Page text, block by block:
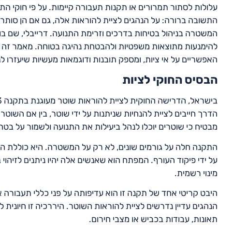
עלולות לסתור תמרורים או תקנות תעבורה קיימות. על פי חוקי
התשובה ברורה: על הנהגים לציית להוראות אלה, גם אם הן
המשטרה בניהול בטיחות בדרכים וזרימת התנועה. דרייבלי, שם
להימנעות מתוצאות משפטיות ולהבטחת נהיגה בטוחה. מאמר
האפשריים על אי ציות, ומספק תובנות ודוגמאות מעשיות שיעזרו
הבסיס החוקי לציות
הדרך חייבים לציית להנחיות שניתנות על ידי שוטר, בין אם
מבטיח כי שוטרים יוכלו לנהל ביעילות את התנועה ולשמור על
התקנה חלה על גורמים שונים, לא רק על המשטרה. היא כוללת
על ידי פיקוד העורף. המפתח הוא שאנשים אלה יהיו ניתנים
מינוי רשמית.
היבט קריטי אחד של תקנה זו הוא עדיפותה על פני כללי
הנהגים עדיין נדרשים לציית להוראות השוטר. היררכיה זו
תאונות, עבודות בכביש או מצבי חירום.